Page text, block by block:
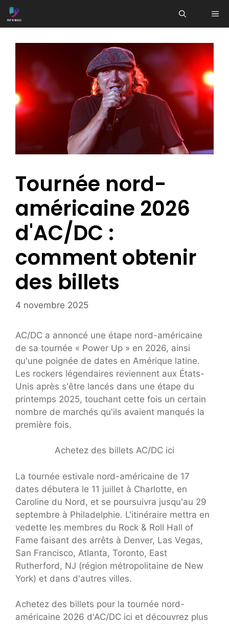
Aller
au
Tournée nord-
américaine 2026
d'AC/DC :
comment obtenir
des billets
4 novembre 2025
AC/DC a annoncé une étape nord-américaine
de sa tournée « Power Up » en 2026, ainsi
qu'une poignée de dates en Amérique latine.
Les rockers légendaires reviennent aux États-
Unis après s'être lancés dans une étape du
printemps 2025, touchant cette fois un certain
nombre de marchés qu'ils avaient manqués la
première fois.
Achetez des billets AC/DC ici
La tournée estivale nord-américaine de 17
dates débutera le 11 juillet à Charlotte, en
Caroline du Nord, et se poursuivra jusqu'au 29
septembre à Philadelphie. L'itinéraire mettra en
vedette les membres du Rock & Roll Hall of
Fame faisant des arrêts à Denver, Las Vegas,
San Francisco, Atlanta, Toronto, East
Rutherford, NJ (région métropolitaine de New
York) et dans d'autres villes.
Achetez des billets pour la tournée nord-
américaine 2026 d'AC/DC ici et découvrez plus